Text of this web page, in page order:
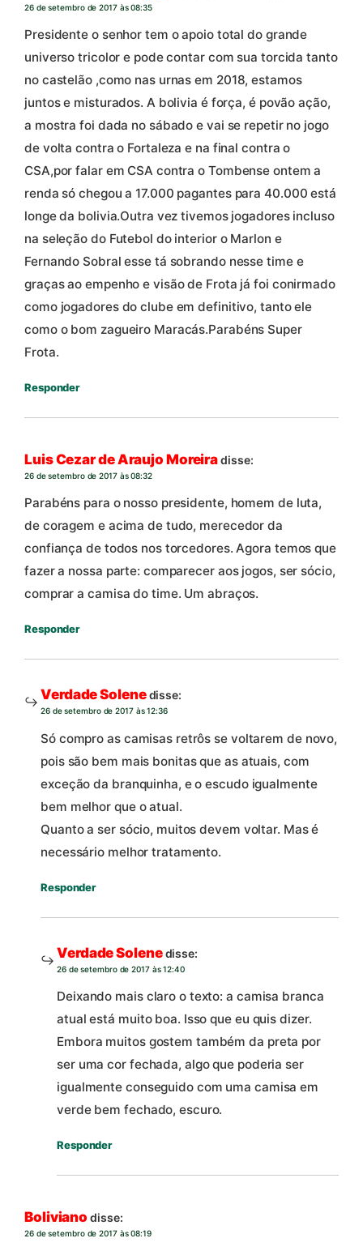
26 de setembro de 2017 às 08:35
Presidente o senhor tem o apoio total do grande
universo tricolor e pode contar com sua torcida tanto
no castelão ,como nas urnas em 2018, estamos
juntos e misturados. A bolivia é força, é povão ação,
a mostra foi dada no sábado e vai se repetir no jogo
de volta contra o Fortaleza e na final contra o
CSA,por falar em CSA contra o Tombense ontem a
renda só chegou a 17.000 pagantes para 40.000 está
longe da bolivia.Outra vez tivemos jogadores incluso
na seleção do Futebol do interior o Marlon e
Fernando Sobral esse tá sobrando nesse time e
graças ao empenho e visão de Frota já foi conirmado
como jogadores do clube em definitivo, tanto ele
como o bom zagueiro Maracás.Parabéns Super
Frota.
Responder
Luis Cezar de Araujo Moreiradisse:
26 de setembro de 2017 às 08:32
Parabéns para o nosso presidente, homem de luta,
de coragem e acima de tudo, merecedor da
confiança de todos nos torcedores. Agora temos que
fazer a nossa parte: comparecer aos jogos, ser sócio,
comprar a camisa do time. Um abraços.
Responder
Verdade Solenedisse:
26 de setembro de 2017 às 12:36
Só compro as camisas retrôs se voltarem de novo,
pois são bem mais bonitas que as atuais, com
exceção da branquinha, e o escudo igualmente
bem melhor que o atual.
Quanto a ser sócio, muitos devem voltar. Mas é
necessário melhor tratamento.
Responder
Verdade Solenedisse:
26 de setembro de 2017 às 12:40
Deixando mais claro o texto: a camisa branca
atual está muito boa. Isso que eu quis dizer.
Embora muitos gostem também da preta por
ser uma cor fechada, algo que poderia ser
igualmente conseguido com uma camisa em
verde bem fechado, escuro.
Responder
Boliviano disse:
26 de setembro de 2017 às 08:19